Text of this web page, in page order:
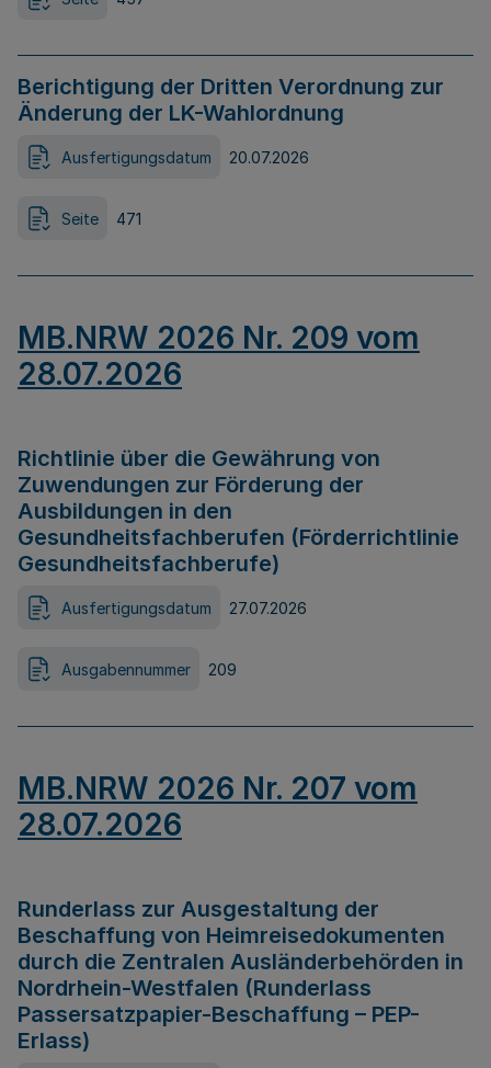
Berichtigung der Dritten Verordnung zur
Änderung der LK-Wahlordnung
Ausfertigungsdatum 20.07.2026
Seite 471
MB.NRW 2026 Nr. 209 vom
28.07.2026
Richtlinie über die Gewährung von
Zuwendungen zur Förderung der
Ausbildungen in den
Gesundheitsfachberufen (Förderrichtlinie
Gesundheitsfachberufe)
Ausfertigungsdatum 27.07.2026
Ausgabennummer 209
MB.NRW 2026 Nr. 207 vom
28.07.2026
Runderlass zur Ausgestaltung der
Beschaffung von Heimreisedokumenten
durch die Zentralen Ausländerbehörden in
Nordrhein-Westfalen (Runderlass
Passersatzpapier-Beschaffung – PEP-
Erlass)